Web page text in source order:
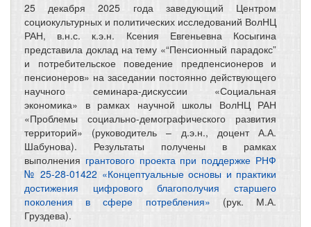
25 декабря 2025 года заведующий Центром
социокультурных и политических исследований ВолНЦ
РАН, в.н.с. к.э.н. Ксения Евгеньевна Косыгина
представила доклад на тему «“Пенсионный парадокс”
и потребительское поведение предпенсионеров и
пенсионеров» на заседании постоянно действующего
научного семинара-дискуссии «Социальная
экономика» в рамках научной школы ВолНЦ РАН
«Проблемы социально-демографического развития
территорий» (руководитель – д.э.н., доцент А.А.
Шабунова). Результаты получены в рамках
выполнения грантового проекта при поддержке РНФ
№ 25-28-01422 «Концептуальные основы и практики
достижения цифрового благополучия старшего
поколения в сфере потребления» (рук. М.А.
Груздева).